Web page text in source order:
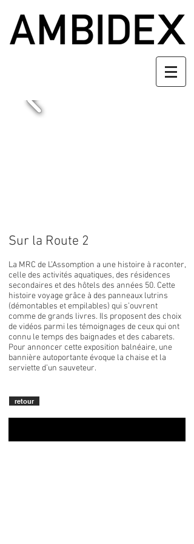
Sur la Route 2
La MRC de L’Assomption a une histoire à raconter,
celle des activités aquatiques, des résidences
secondaires et des hôtels des années 50. Cette
histoire voyage grâce à des panneaux lutrins
(démontables et empilables) qui s’ouvrent
comme de grands livres. Ils proposent des choix
de vidéos parmi les témoignages de ceux qui ont
connu le temps des baignades et des cabarets.
Pour annoncer cette exposition balnéaire, une
bannière autoportante évoque la chaise et la
serviette d’un sauveteur.
retour